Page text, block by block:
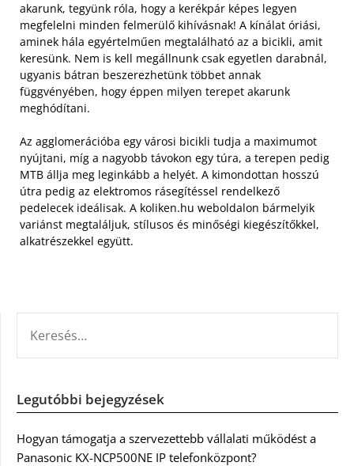
akarunk, tegyünk róla, hogy a kerékpár képes legyen
megfelelni minden felmerülő kihívásnak! A kínálat óriási,
aminek hála egyértelműen megtalálható az a bicikli, amit
keresünk. Nem is kell megállnunk csak egyetlen darabnál,
ugyanis bátran beszerezhetünk többet annak
függvényében, hogy éppen milyen terepet akarunk
meghódítani.
Az agglomerációba egy városi bicikli tudja a maximumot
nyújtani, míg a nagyobb távokon egy túra, a terepen pedig
MTB állja meg leginkább a helyét. A kimondottan hosszú
útra pedig az elektromos rásegítéssel rendelkező
pedelecek ideálisak. A koliken.hu weboldalon bármelyik
variánst megtaláljuk, stílusos és minőségi kiegészítőkkel,
alkatrészekkel együtt.
Legutóbbi bejegyzések
Hogyan támogatja a szervezettebb vállalati működést a
Panasonic KX-NCP500NE IP telefonközpont?